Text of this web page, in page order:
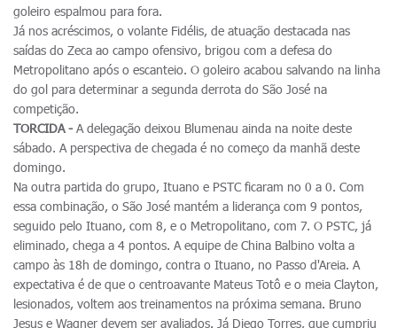
goleiro espalmou para fora.
Já nos acréscimos, o volante Fidélis, de atuação destacada nas
saídas do Zeca ao campo ofensivo, brigou com a defesa do
Metropolitano após o escanteio. O goleiro acabou salvando na linha
do gol para determinar a segunda derrota do São José na
competição.
TORCIDA - A delegação deixou Blumenau ainda na noite deste
sábado. A perspectiva de chegada é no começo da manhã deste
domingo.
Na outra partida do grupo, Ituano e PSTC ficaram no 0 a 0. Com
essa combinação, o São José mantém a liderança com 9 pontos,
seguido pelo Ituano, com 8, e o Metropolitano, com 7. O PSTC, já
eliminado, chega a 4 pontos. A equipe de China Balbino volta a
campo às 18h de domingo, contra o Ituano, no Passo d'Areia. A
expectativa é de que o centroavante Mateus Totô e o meia Clayton,
lesionados, voltem aos treinamentos na próxima semana. Bruno
Jesus e Wagner devem ser avaliados. Já Diego Torres, que cumpriu